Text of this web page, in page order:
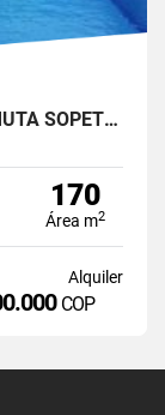
FINCA AMOBLADA EN VENTA O PERMUTA SOPETRÁN EL RODEO
170
Área m2
Alquiler
COP